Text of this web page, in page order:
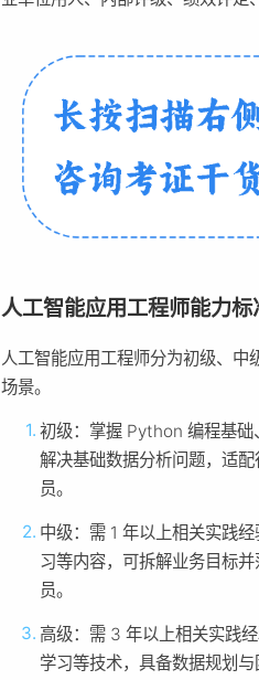
人工智能应用工程师能力
人工智能应用工程师分为初级、中
场景。
初级：掌握 Python 编程基
解决基础数据分析问题，适
员。
中级：需 1 年以上相关实践
习等内容，可拆解业务目标
员。
高级：需 3 年以上相关实践
学习等技术，具备数据规划